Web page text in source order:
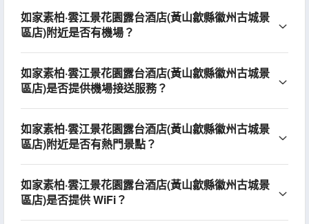
如家素柏·雲江景花園露台酒店(黃山歙縣徽州古城景
區店)附近是否有機場？
如家素柏·雲江景花園露台酒店(黃山歙縣徽州古城景
區店)是否提供機場接送服務？
如家素柏·雲江景花園露台酒店(黃山歙縣徽州古城景
區店)附近是否有熱門景點？
如家素柏·雲江景花園露台酒店(黃山歙縣徽州古城景
區店)是否提供 WiFi？